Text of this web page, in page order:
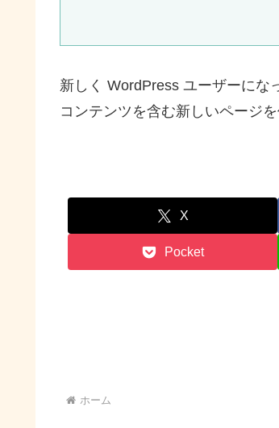
新しく WordPress ユーザーにな
コンテンツを含む新しいページ
X
Pocket
ホーム